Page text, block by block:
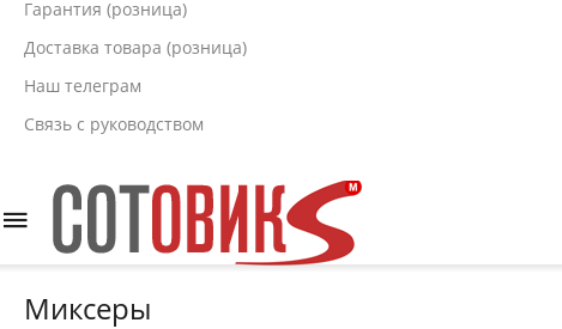
Гарантия (розница)
Доставка товара (розница)
Наш телеграм
Связь с руководством
Миксеры